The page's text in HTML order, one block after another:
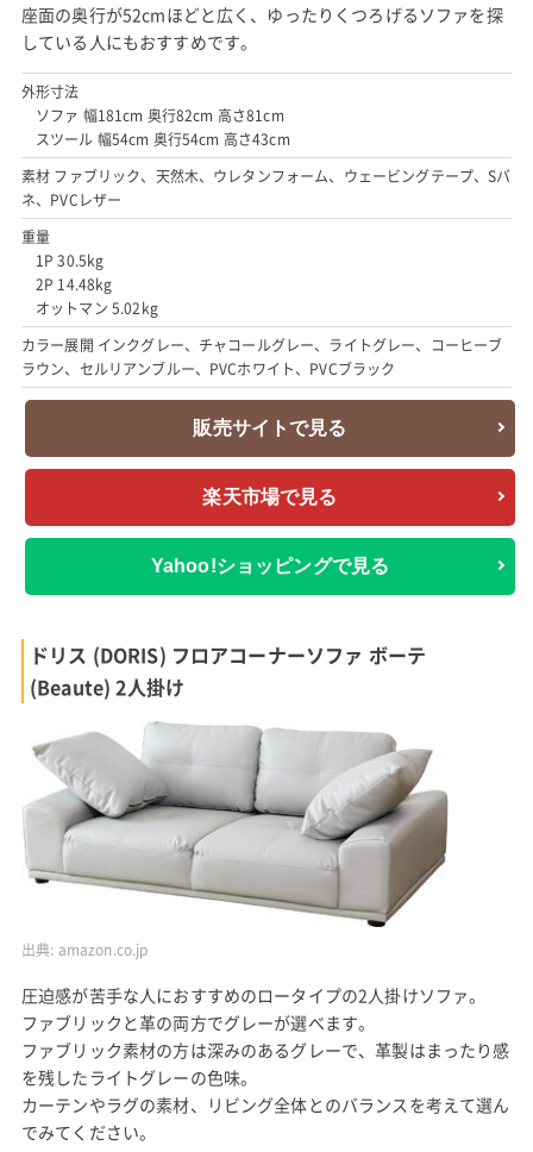
座面の奥行が52cmほどと広く、ゆったりくつろげるソファを探
している人にもおすすめです。
外形寸法
ソファ 幅181cm 奥行82cm 高さ81cm
スツール 幅54cm 奥行54cm 高さ43cm
素材 ファブリック、天然木、ウレタンフォーム、ウェービングテープ、Sバ
ネ、PVCレザー
重量
1P 30.5kg
2P 14.48kg
オットマン 5.02kg
カラー展開 インクグレー、チャコールグレー、ライトグレー、コーヒーブ
ラウン、セルリアンブルー、PVCホワイト、PVCブラック
販売サイトで見る
楽天市場で見る
Yahoo!ショッピングで見る
ドリス (DORIS) フロアコーナーソファ ボーテ
(Beaute) 2人掛け
出典: amazon.co.jp
圧迫感が苦手な人におすすめのロータイプの2人掛けソファ。
ファブリックと革の両方でグレーが選べます。
ファブリック素材の方は深みのあるグレーで、革製はまったり感
を残したライトグレーの色味。
カーテンやラグの素材、リビング全体とのバランスを考えて選ん
でみてください。